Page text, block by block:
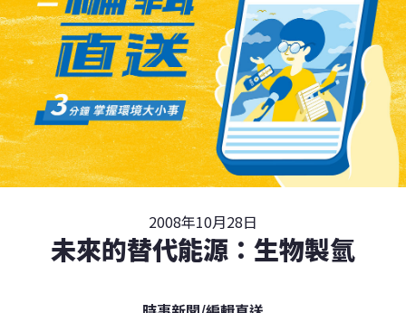
2008年10月28日
未來的替代能源：生物製氫